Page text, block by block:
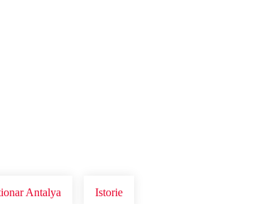
Antalya Istorie